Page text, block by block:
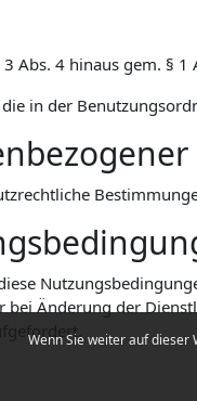
Wenn Sie weiter auf
4 hinaus gem. §
in der
Änderung der